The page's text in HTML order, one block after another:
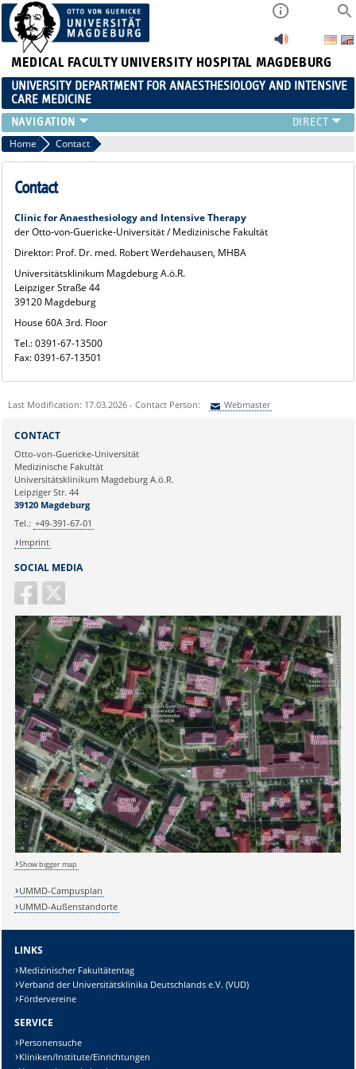
MEDICAL FACULTY UNIVERSITY HOSPITAL MAGDEBURG
UNIVERSITY DEPARTMENT FOR ANAESTHESIOLOGY AND INTENSIVE
CARE MEDICINE
AREAS AINS
PATIENT INFORMATION
CLLINIC STAFF
CONTINUING EDUCATION
Home Contact
Contact
Clinic for Anaesthesiology and Intensive Therapy
der Otto-von-Guericke-Universität / Medizinische Fakultät
Direktor: Prof. Dr. med. Robert Werdehausen, MHBA
Universitätsklinikum Magdeburg A.ö.R.
Leipziger Straße 44
39120 Magdeburg
House 60A 3rd. Floor
Tel.: 0391-67-13500
Fax: 0391-67-13501
Last Modification: 17.03.2026 - Contact Person: Webmaster
Ihre E-Mailadresse:
Ihr Anliegen:
Sicherheitsabfrage:
Lösung:
SOCIAL MEDIA
CONTACT
Otto-von-Guericke-Universität
Medizinische Fakultät
Universitätsklinikum Magdeburg A.ö.R.
Leipziger Str. 44
39120 Magdeburg
Tel.: +49-391-67-01
Imprint
Show bigger map
UMMD-Campusplan
UMMD-Außenstandorte
LINKS
Medizinischer Fakultätentag
Verband der Universitätsklinika Deutschlands e.V. (VUD)
Fördervereine
SERVICE
Personensuche
Kliniken/Institute/Einrichtungen